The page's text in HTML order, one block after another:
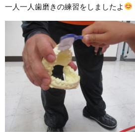
一人一人歯磨きの練習をしましたよ